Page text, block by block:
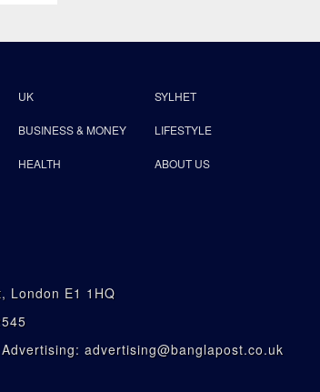
UK SYLHET
BUSINESS & MONEY LIFESTYLE
HEALTH ABOUT US
London E1 1HQ
advertising@banglapost.co.uk